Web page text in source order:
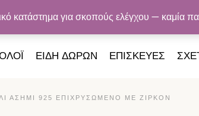
κατάστημα για σκοπούς ελέγχου — καμία
ΓΙΑ ΠΑΡΑΓΓΕΛΊΕΣ ΆΝΩ ΤΩΝ 50€ ·
ΕΙΔΗ ΔΩΡΩΝ ΕΠΙΣΚΕΥΕΣ
ΑΣΉΜΙ 925 ΕΠΙΧΡΥΣΩΜΈΝΟ ΜΕ ΖΙΡΚΌΝ